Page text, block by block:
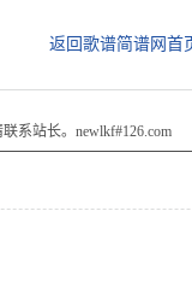
返回歌谱简谱网首
系站长。newlkf#126.com